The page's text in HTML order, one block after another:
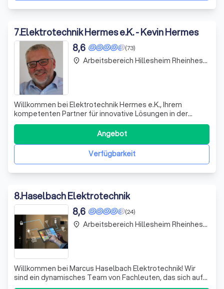
7.Elektrotechnik Hermes e.K. - Kevin Hermes
(73)
8,6
Willkommen bei Elektrotechnik Hermes e.K., Ihrem
kompetenten Partner für innovative Lösungen in der
Elektrotechnik! In unserem familiengeführten
Unternehmen in Miehlen im Rhein-Lahn-Kreis setzen wir
auf über 20 Jahre Erfahrung und ein engagiertes Team
von Fachleuten, um Ihnen maßgeschneiderte Dienst
Verfügbarkeit
Angebot
place Arbeitsbereich Hillesheim Rheinhessen
8.Haselbach Elektrotechnik
(24)
8,6
Willkommen bei Marcus Haselbach Elektrotechnik! Wir
sind ein dynamisches Team von Fachleuten, das sich auf
Energie- und Gebäudetechnik spezialisiert hat. Unsere
place Arbeitsbereich Hillesheim Rheinhessen